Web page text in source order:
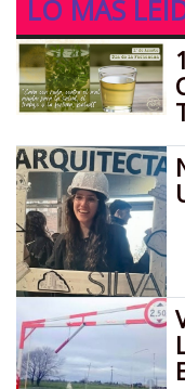
LO MÁS